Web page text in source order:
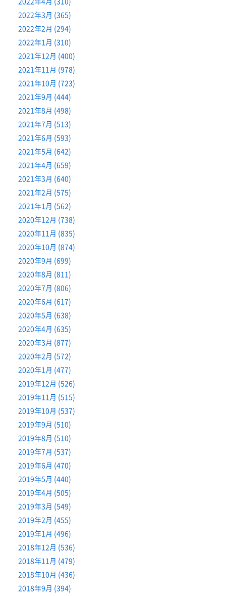
2022年3月 (365)
2022年2月 (294)
2022年1月 (310)
2021年12月 (400)
2021年11月 (978)
2021年10月 (723)
2021年9月 (444)
2021年8月 (498)
2021年7月 (513)
2021年6月 (593)
2021年5月 (642)
2021年4月 (659)
2021年3月 (640)
2021年2月 (575)
2021年1月 (562)
2020年12月 (738)
2020年11月 (835)
2020年10月 (874)
2020年9月 (699)
2020年8月 (811)
2020年7月 (806)
2020年6月 (617)
2020年5月 (638)
2020年4月 (635)
2020年3月 (877)
2020年2月 (572)
2020年1月 (477)
2019年12月 (526)
2019年11月 (515)
2019年10月 (537)
2019年9月 (510)
2019年8月 (510)
2019年7月 (537)
2019年6月 (470)
2019年5月 (440)
2019年4月 (505)
2019年3月 (549)
2019年2月 (455)
2019年1月 (496)
2018年12月 (536)
2018年11月 (479)
2018年10月 (436)
2018年9月 (394)